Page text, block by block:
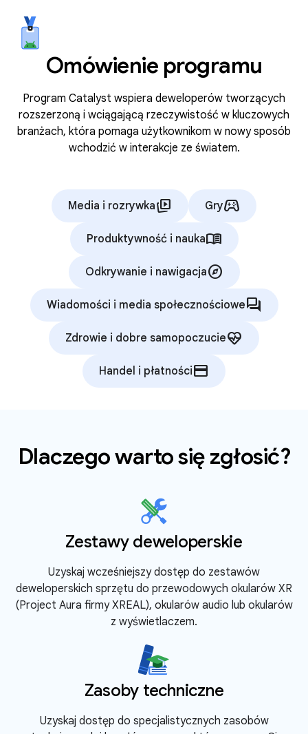
Omówienie programu
Program Catalyst wspiera deweloperów tworzących
rozszerzoną i wciągającą rzeczywistość w kluczowych
branżach, która pomaga użytkownikom w nowy sposób
wchodzić w interakcje ze światem.
Media i rozrywkaanimated_images Grystadia_controller
Produktywność i naukamenu_book
Odkrywanie i nawigacjaexplore
Wiadomości i media społecznościoweforum
Zdrowie i dobre samopoczucieecg_heart
Handel i płatnościcredit_card
Dlaczego warto się zgłosić?
Zestawy deweloperskie
Uzyskaj wcześniejszy dostęp do zestawów
deweloperskich sprzętu do przewodowych okularów XR
(Project Aura firmy XREAL), okularów audio lub okularów
z wyświetlaczem.
Zasoby techniczne
Uzyskaj dostęp do specjalistycznych zasobów